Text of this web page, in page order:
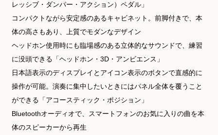
レッシブ・ダンパー・アクション）ペダル」
コンパクトながら安定感のあるキャビネット。前脚付きで、本
体の高さもあり、上質でモダンなデザイン
ヘッドホン使用時にも臨場感のある立体的なサウンドで、練習
に没頭できる「ヘッドホン・3D・アンビエンス」
日本語表示のディスプレイとアイコン表示のボタンで直感的に
操作が可能。演奏に集中したいときにはパネル全体を覆うこと
ができる「アコースティック・ポジション」
Bluetoothオーディオで、スマートフォンのお気に入りの曲を本
体のスピーカーから再生